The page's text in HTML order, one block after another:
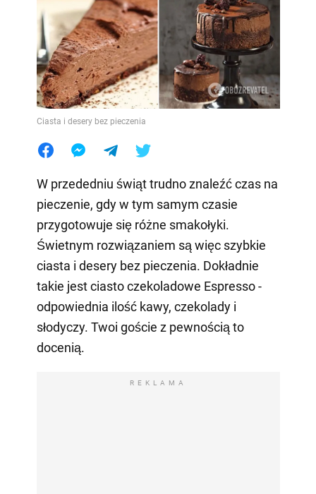
Ciasta i desery bez pieczenia
W przededniu świąt trudno znaleźć czas na
pieczenie, gdy w tym samym czasie
przygotowuje się różne smakołyki.
Świetnym rozwiązaniem są więc szybkie
ciasta i desery bez pieczenia. Dokładnie
takie jest ciasto czekoladowe Espresso -
odpowiednia ilość kawy, czekolady i
słodyczy. Twoi goście z pewnością to
docenią.
REKLAMA